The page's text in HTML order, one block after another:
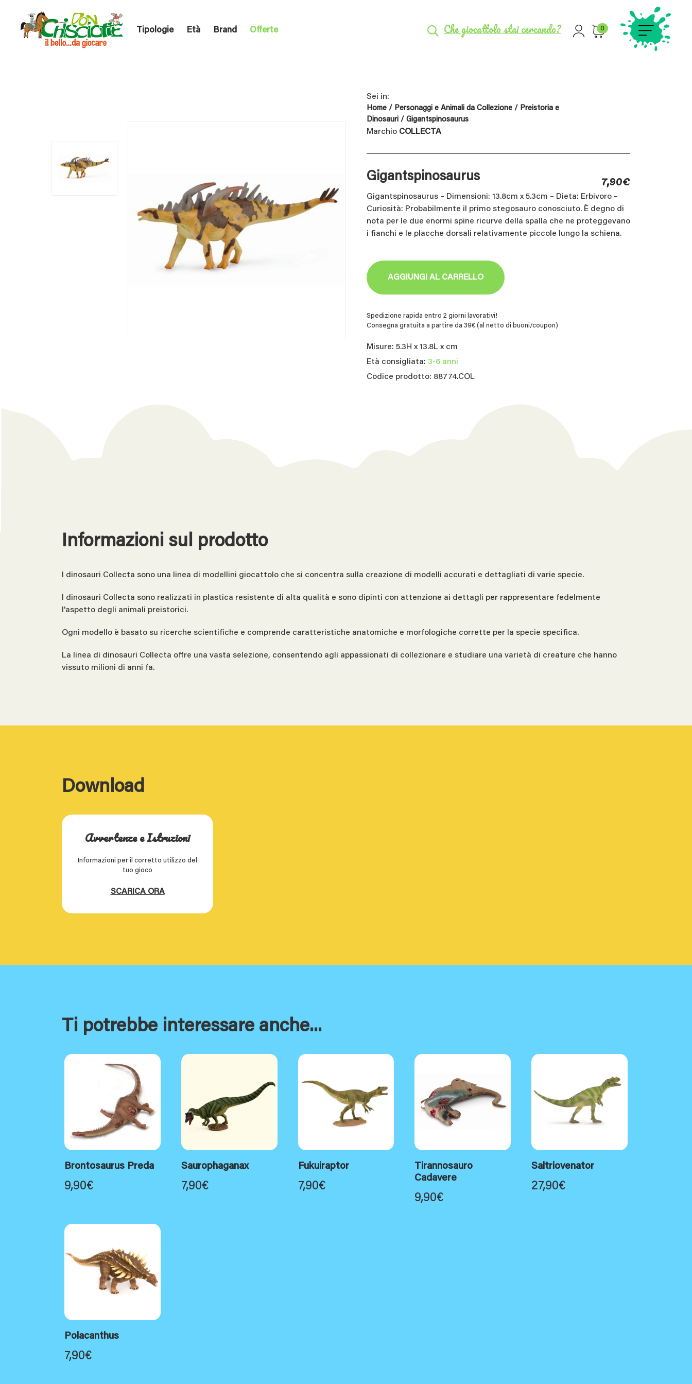
Tipologie Età Brand Offerte Che giocattolo stai cercando? 0
Sei in:
Home / Personaggi e Animali da Collezione / Preistoria e
Dinosauri / Gigantspinosaurus
Marchio COLLECTA
Gigantspinosaurus 7,90€
Gigantspinosaurus – Dimensioni: 13.8cm x 5.3cm – Dieta: Erbivoro –
Curiosità: Probabilmente il primo stegosauro conosciuto. È degno di
nota per le due enormi spine ricurve della spalla che ne proteggevano
i fianchi e le placche dorsali relativamente piccole lungo la schiena.
AGGIUNGI AL CARRELLO
Spedizione rapida entro 2 giorni lavorativi!
Consegna gratuita a partire da 39€ (al netto di buoni/coupon)
Misure: 5.3H x 13.8L x cm
Età consigliata: 3-6 anni
Codice prodotto: 88774.COL
Informazioni sul prodotto
I dinosauri Collecta sono una linea di modellini giocattolo che si concentra sulla creazione di modelli accurati e dettagliati di varie specie.
I dinosauri Collecta sono realizzati in plastica resistente di alta qualità e sono dipinti con attenzione ai dettagli per rappresentare fedelmente
l'aspetto degli animali preistorici.
Ogni modello è basato su ricerche scientifiche e comprende caratteristiche anatomiche e morfologiche corrette per la specie specifica.
La linea di dinosauri Collecta offre una vasta selezione, consentendo agli appassionati di collezionare e studiare una varietà di creature che hanno
vissuto milioni di anni fa.
Download
Avvertenze e Istruzioni
Informazioni per il corretto utilizzo del
tuo gioco
SCARICA ORA
Ti potrebbe interessare anche...
Brontosaurus Preda
9,90€
Saurophaganax
7,90€
Fukuiraptor
7,90€
Tirannosauro
Cadavere
9,90€
Saltriovenator
27,90€
Polacanthus
7,90€